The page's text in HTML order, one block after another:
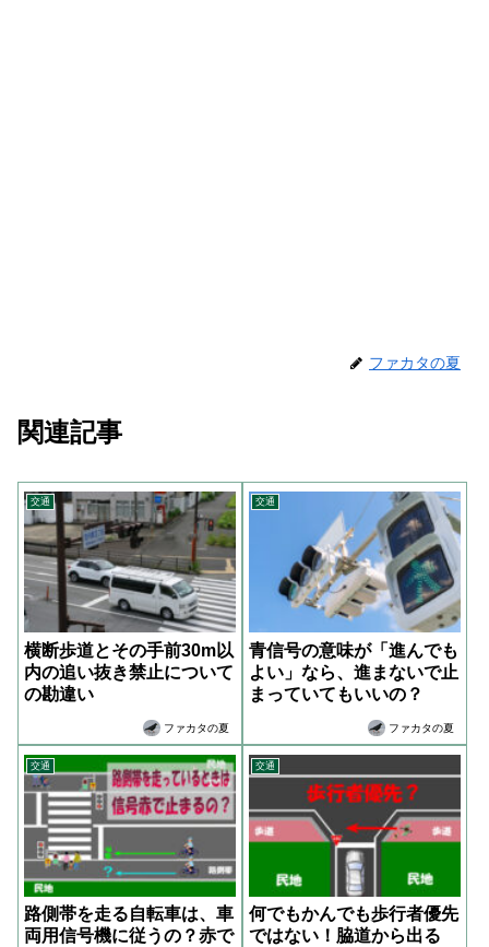
ファカタの夏
関連記事
交通
横断歩道とその手前30m以
内の追い抜き禁止について
の勘違い
ファカタの夏
交通
青信号の意味が「進んでも
よい」なら、進まないで止
まっていてもいいの？
ファカタの夏
交通
路側帯を走る自転車は、車
両用信号機に従うの？赤で
交通
何でもかんでも歩行者優先
ではない！脇道から出る